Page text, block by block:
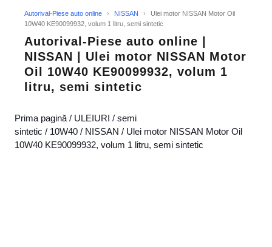
Autorival-Piese auto online › NISSAN ›
Ulei motor NISSAN Motor Oil
10W40 KE90099932, volum 1 litru, semi sintetic
Autorival-Piese auto online |
NISSAN | Ulei motor NISSAN Motor
Oil 10W40 KE90099932, volum 1
litru, semi sintetic
Prima pagină / ULEIURI / semi
sintetic / 10W40 / NISSAN / Ulei motor NISSAN Motor Oil
10W40 KE90099932, volum 1 litru, semi sintetic